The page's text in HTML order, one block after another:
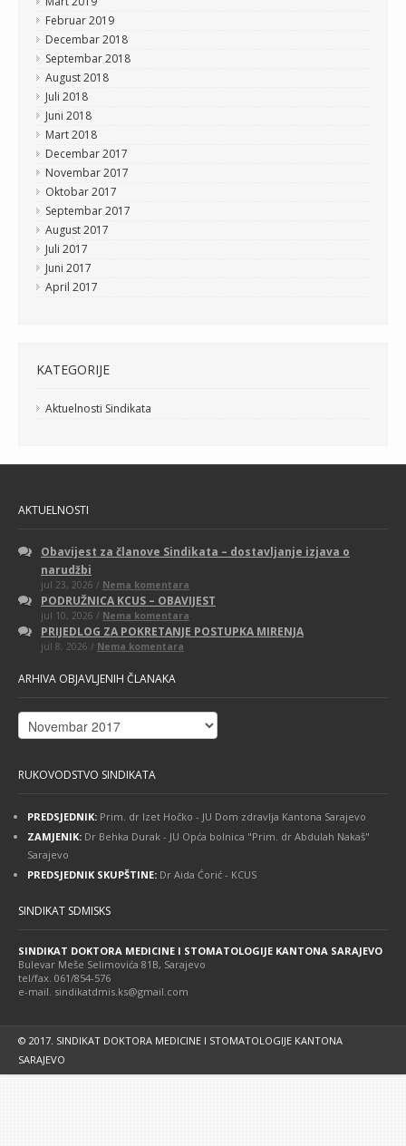
Februar 2019
Decembar 2018
Septembar 2018
August 2018
Juli 2018
Juni 2018
Mart 2018
Decembar 2017
Novembar 2017
Oktobar 2017
Septembar 2017
August 2017
Juli 2017
Juni 2017
April 2017
KATEGORIJE
Aktuelnosti Sindikata
AKTUELNOSTI
Obavijest za članove Sindikata – dostavljanje izjava o
narudžbi
jul 23, 2026 / Nema komentara
Obavijest
za
Sindikata
–
PODRUŽNICA KCUS – OBAVIJEST
jul 10, 2026 / Nema komentara
PODRUŽNICA
KCUS
PRIJEDLOG ZA POKRETANJE POSTUPKA MIRENJA
jul 8, 2026 / Nema komentara
PRIJEDLOG
ARHIVA OBJAVLJENIH ČLANAKA
Arhiva
objavljenih
RUKOVODSTVO SINDIKATA
PREDSJEDNIK: Prim. dr Izet Hočko - JU Dom zdravlja Kantona Sarajevo
ZAMJENIK: Dr Behka Durak - JU Opća bolnica "Prim. dr Abdulah Nakaš"
Sarajevo
PREDSJEDNIK SKUPŠTINE: Dr Aida Ćorić - KCUS
SINDIKAT SDMISKS
SINDIKAT DOKTORA MEDICINE I STOMATOLOGIJE KANTONA SARAJEVO
Bulevar Meše Selimovića 81B, Sarajevo
tel/fax. 061/854-576
e-mail. sindikatdmis.ks@gmail.com
© 2017. SINDIKAT DOKTORA MEDICINE I STOMATOLOGIJE KANTONA
SARAJEVO